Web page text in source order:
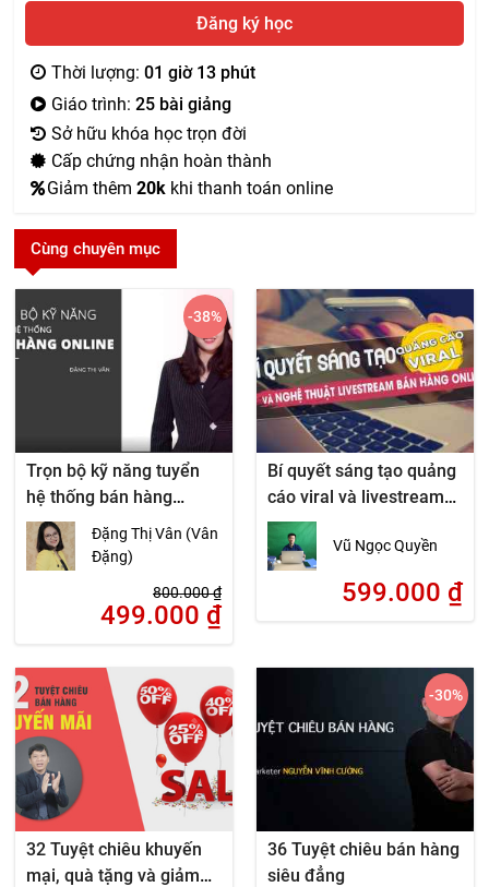
Đăng ký học
Thời lượng:01 giờ 13 phút
Giáo trình:25 bài giảng
Sở hữu khóa học trọn đời
Cấp chứng nhận hoàn thành
Giảm thêm20k khi thanh toán online
Cùng chuyên mục
Trọn bộ kỹ năng tuyển
hệ thống bán hàng
online
Đặng Thị Vân (Vân
Đặng)
800.000₫
499.000 ₫
-38%
Bí quyết sáng tạo quảng
cáo viral và livestream
bán hàng online
Vũ Ngọc Quyền
599.000 ₫
32 Tuyệt chiêu khuyến
mại, quà tặng và giảm
36 Tuyệt chiêu bán hàng
siêu đẳng
-30%